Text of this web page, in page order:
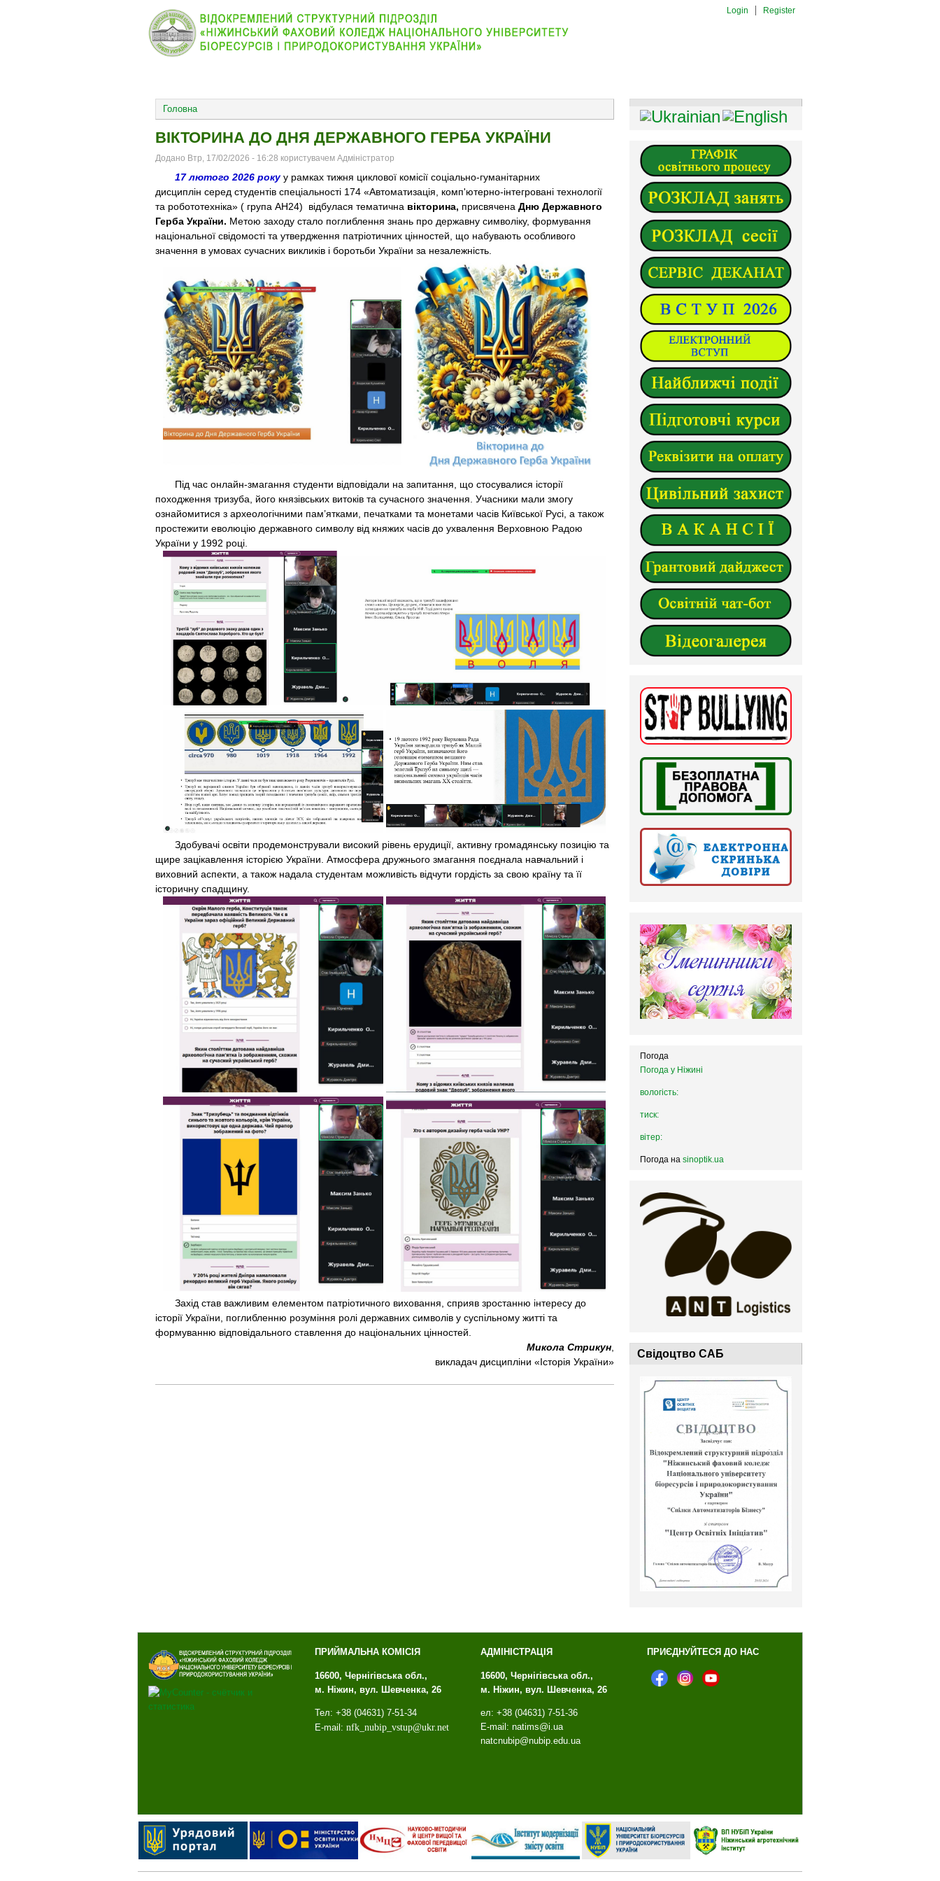
Login Register
Головна
ВІКТОРИНА ДО ДНЯ ДЕРЖАВНОГО ГЕРБА УКРАЇНИ
Додано Втр, 17/02/2026 - 16:28 користувачем Адміністратор
17 лютого 2026 року у рамках тижня циклової комісії соціально-гуманітарних
дисциплін серед студентів спеціальності 174 «Автоматизація, комп'ютерно-інтегровані технології
та робототехніка» ( група АН24) відбулася тематична вікторина, присвячена Дню Державного
Герба України. Метою заходу стало поглиблення знань про державну символіку, формування
національної свідомості та утвердження патріотичних цінностей, що набувають особливого
значення в умовах сучасних викликів і боротьби України за незалежність.
Під час онлайн-змагання студенти відповідали на запитання, що стосувалися історії
походження тризуба, його князівських витоків та сучасного значення. Учасники мали змогу
ознайомитися з археологічними пам’ятками, печатками та монетами часів Київської Русі, а також
простежити еволюцію державного символу від княжих часів до ухвалення Верховною Радою
України у 1992 році.
Здобувачі освіти продемонстрували високий рівень ерудиції, активну громадянську позицію та
щире зацікавлення історією України. Атмосфера дружнього змагання поєднала навчальний і
виховний аспекти, а також надала студентам можливість відчути гордість за свою країну та її
історичну спадщину.
Захід став важливим елементом патріотичного виховання, сприяв зростанню інтересу до
історії України, поглибленню розуміння ролі державних символів у суспільному житті та
формуванню відповідального ставлення до національних цінностей.
Микола Стрикун,
викладач дисципліни «Історія України»
Погода
Погода у Ніжині
вологість:
тиск:
вітер:
Погода на sinoptik.ua
Свідоцтво САБ
ПРИЙМАЛЬНА КОМІСІЯ
16600, Чернігівська обл.,
м. Ніжин, вул. Шевченка, 26
Тел: +38 (04631) 7-51-34
E-mail: nfk_ nubip_ vstup@ukr.net
АДМІНІСТРАЦІЯ
16600, Чернігівська обл.,
м. Ніжин, вул. Шевченка, 26
ел: +38 (04631) 7-51-36
E-mail: natims@i.ua
natcnubip@nubip.edu.ua
ПРИЄДНУЙТЕСЯ ДО НАС